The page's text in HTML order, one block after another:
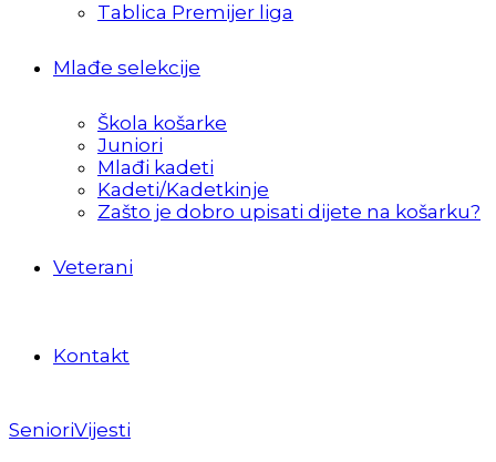
Tablica Premijer liga
Mlađe selekcije
Škola košarke
Juniori
Mlađi kadeti
Kadeti/Kadetkinje
Zašto je dobro upisati dijete na košarku?
Veterani
Kontakt
SenioriVijesti